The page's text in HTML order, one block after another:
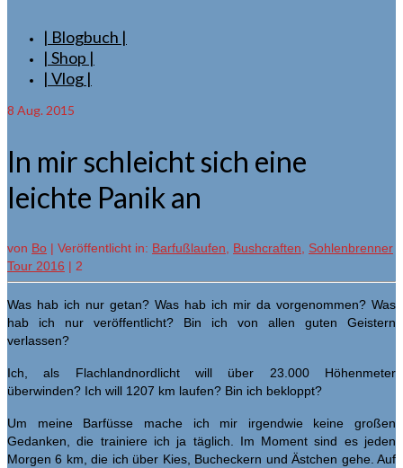
| Blogbuch |
| Shop |
| Vlog |
8 Aug. 2015
In mir schleicht sich eine
leichte Panik an
von Bo | Veröffentlicht in: Barfußlaufen Bushcraften
Sohlenbrenner
Tour 2016 | 2
Was hab ich nur getan? Was hab ich mir da vorgenommen? Was
hab ich nur veröffentlicht? Bin ich von allen guten Geistern
verlassen?
Ich, als Flachlandnordlicht will über 23.000 Höhenmeter
überwinden? Ich will 1207 km laufen? Bin ich bekloppt?
Um meine Barfüsse mache ich mir irgendwie keine großen
Gedanken, die trainiere ich ja täglich. Im Moment sind es jeden
Morgen 6 km, die ich über Kies, Bucheckern und Ästchen gehe. Auf